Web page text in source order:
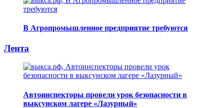
В Агропромышленное предприятие требуются
Лента
Автоинспекторы провели урок безопасности в
выксунском лагере «Лазурный»